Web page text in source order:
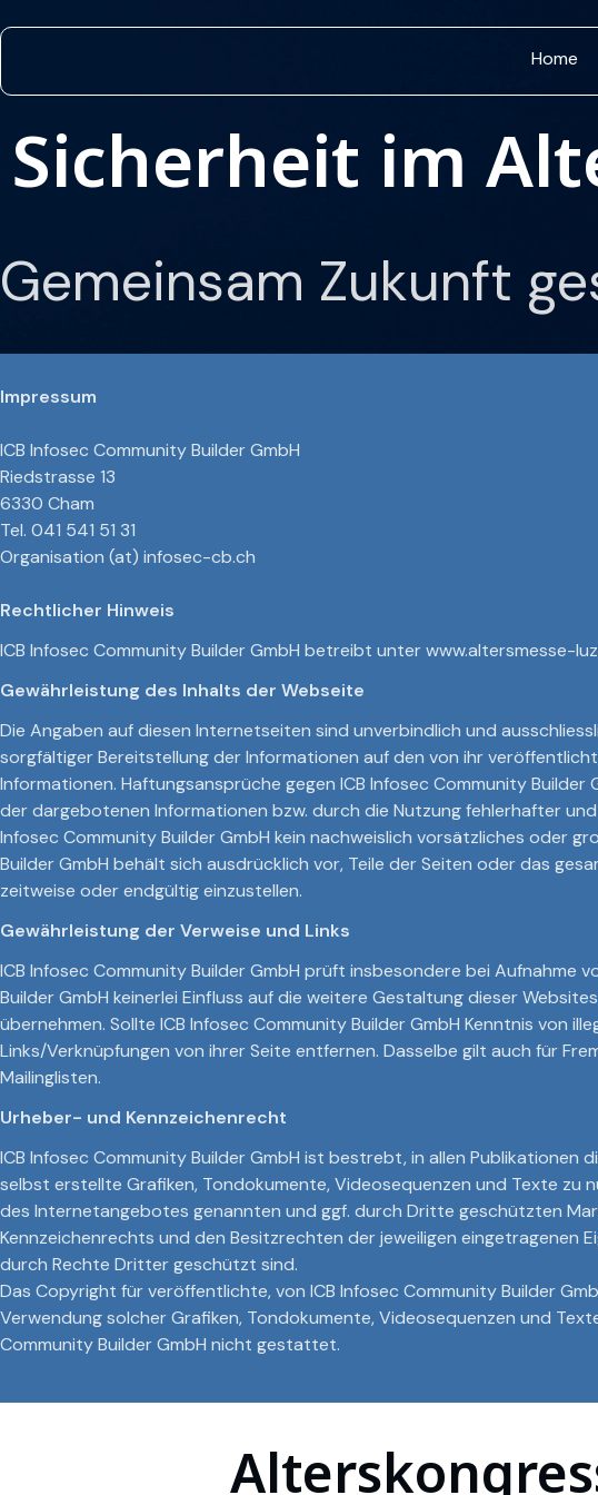
Home
Sicherheit im
Gemeinsam Zukunft
Impressum
ICB Infosec Community Builder GmbH
Riedstrasse 13
6330 Cham
Tel. 041 541 51 31
Organisation (at) infosec-cb.ch
Rechtlicher Hinweis
ICB Infosec Community Builder GmbH betreibt unter www.altersmesse-
Gewährleistung des Inhalts der Webseite
Die Angaben auf diesen Internetseiten sind unverbindlich und
sorgfältiger Bereitstellung der Informationen auf den von ihr
Informationen. Haftungsansprüche gegen ICB Infosec Community
der dargebotenen Informationen bzw. durch die Nutzung fehlerhafter
Infosec Community Builder GmbH kein nachweislich vorsätzliches oder
Builder GmbH behält sich ausdrücklich vor, Teile der Seiten oder das
zeitweise oder endgültig einzustellen.
Gewährleistung der Verweise und Links
ICB Infosec Community Builder GmbH prüft insbesondere bei Aufnahme
Builder GmbH keinerlei Einfluss auf die weitere Gestaltung dieser
übernehmen. Sollte ICB Infosec Community Builder GmbH Kenntnis von
Links/Verknüpfungen von ihrer Seite entfernen. Dasselbe gilt auch für
Mailinglisten.
Urheber- und Kennzeichenrecht
ICB Infosec Community Builder GmbH ist bestrebt, in allen
selbst erstellte Grafiken, Tondokumente, Videosequenzen und Texte zu
des Internetangebotes genannten und ggf. durch Dritte geschützten
Kennzeichenrechts und den Besitzrechten der jeweiligen eingetragenen
durch Rechte Dritter geschützt sind.
Das Copyright für veröffentlichte, von ICB Infosec Community Builder
Verwendung solcher Grafiken, Tondokumente, Videosequenzen und
Community Builder GmbH nicht gestattet.